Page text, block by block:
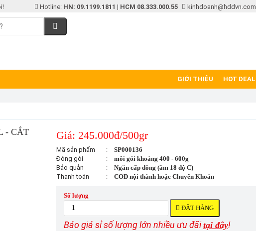
Hotline: HN: 09.1199.1811 | HCM 08.333.000.55 kinhdoanh@hddvn.com
GIỚI THIỆU HOT DEAL
- CẮT
Giá: 245.000đ/500gr
Mã sản phẩm :
SP000136
Đóng gói
:
mỗi gói khoảng 400 - 600g
Bảo quản
:
Ngăn cấp đông (âm 18 độ C)
Thanh toán
: COD nội thành hoặc Chuyển Khoản
Số lượng
ĐẶT HÀNG
Báo giá sỉ số lượng lớn nhiều ưu đãitại đây!